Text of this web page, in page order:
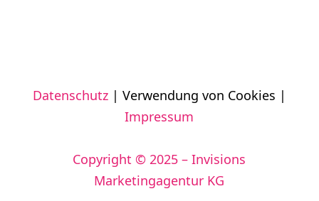
Datenschutz| Verwendung von Cookies |
Impressum
Copyright © 2025 – Invisions
Marketingagentur KG